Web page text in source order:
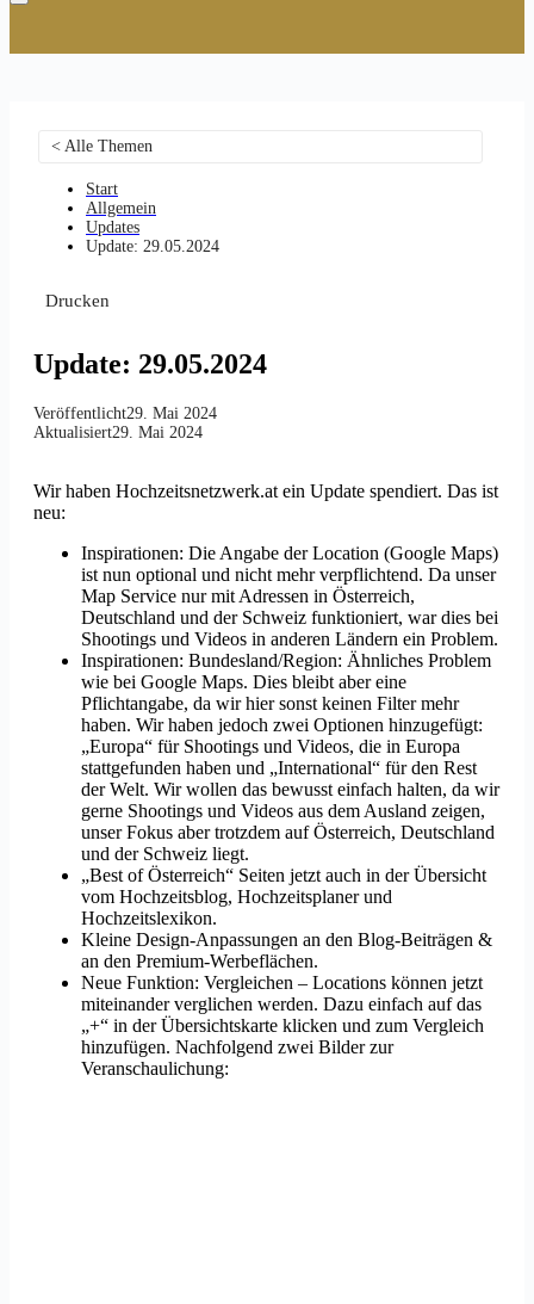
< Alle Themen
Start
Allgemein
Updates
Update: 29.05.2024
Drucken
Update: 29.05.2024
Veröffentlicht29. Mai 2024
Aktualisiert29. Mai 2024
Wir haben Hochzeitsnetzwerk.at ein Update spendiert. Das ist
neu:
Inspirationen: Die Angabe der Location (Google Maps)
ist nun optional und nicht mehr verpflichtend. Da unser
Map Service nur mit Adressen in Österreich,
Deutschland und der Schweiz funktioniert, war dies bei
Shootings und Videos in anderen Ländern ein Problem.
Inspirationen: Bundesland/Region: Ähnliches Problem
wie bei Google Maps. Dies bleibt aber eine
Pflichtangabe, da wir hier sonst keinen Filter mehr
haben. Wir haben jedoch zwei Optionen hinzugefügt:
„Europa“ für Shootings und Videos, die in Europa
stattgefunden haben und „International“ für den Rest
der Welt. Wir wollen das bewusst einfach halten, da wir
gerne Shootings und Videos aus dem Ausland zeigen,
unser Fokus aber trotzdem auf Österreich, Deutschland
und der Schweiz liegt.
„Best of Österreich“ Seiten jetzt auch in der Übersicht
vom Hochzeitsblog, Hochzeitsplaner und
Hochzeitslexikon.
Kleine Design-Anpassungen an den Blog-Beiträgen &
an den Premium-Werbeflächen.
Neue Funktion: Vergleichen – Locations können jetzt
miteinander verglichen werden. Dazu einfach auf das
„+“ in der Übersichtskarte klicken und zum Vergleich
hinzufügen. Nachfolgend zwei Bilder zur
Veranschaulichung: